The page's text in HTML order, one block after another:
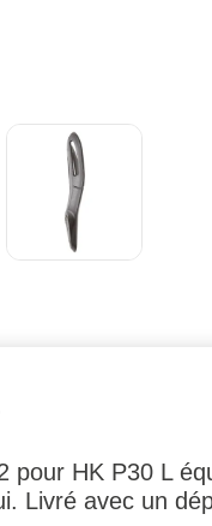
HK P30 L
Livré avec un